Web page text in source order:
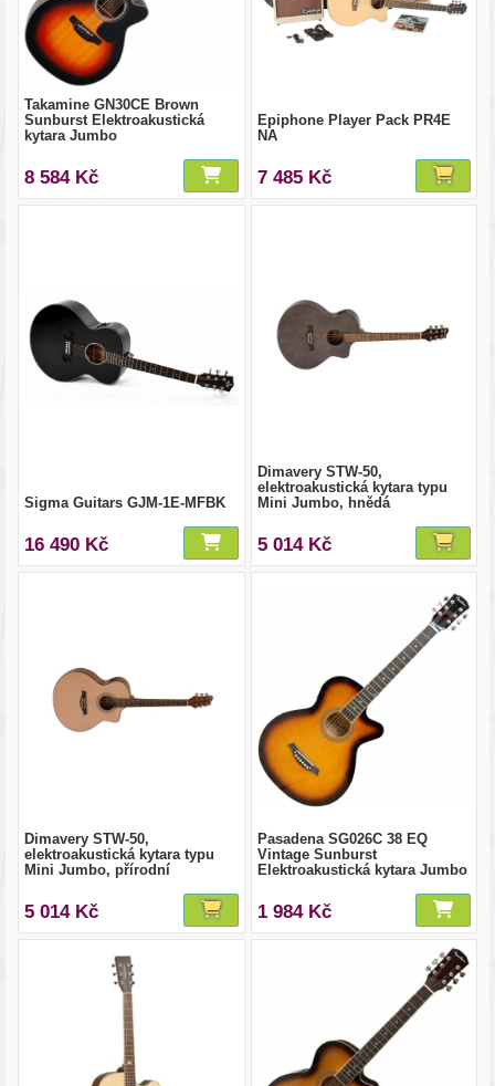
Takamine GN30CE Brown
Sunburst Elektroakustická
kytara Jumbo
8 584 Kč
Epiphone Player Pack PR4E
NA
7 485 Kč
Sigma Guitars GJM-1E-MFBK
16 490 Kč
Dimavery STW-50,
elektroakustická kytara typu
Mini Jumbo, hnědá
5 014 Kč
Dimavery STW-50,
elektroakustická kytara typu
Mini Jumbo, přírodní
5 014 Kč
Pasadena SG026C 38 EQ
Vintage Sunburst
Elektroakustická kytara Jumbo
1 984 Kč